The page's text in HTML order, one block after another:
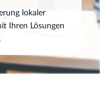
lokaler
Ihren Lösungen